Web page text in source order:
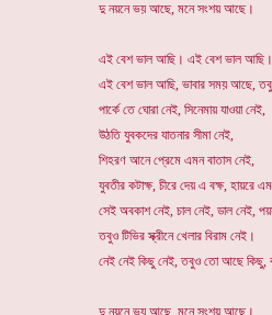
দু নয়নে ভয় আছে, মনে সংশয় আছে।
এই বেশ ভাল আছি। এই বেশ ভাল আছি।
এই বেশ ভাল আছি, ভাবার সময় আছে,
পার্কে তে ঘোরা নেই, সিনেমায় যাওয়া নেই,
উঠতি যুবকদের যাতনার সীমা নেই,
শিহরণ আনে প্রেমে এমন বাতাস নেই,
যুবতীর কটাক্ষ, চীরে দেয় এ বক্ষ, হায়রে
সেই অবকাশ নেই, চাল নেই, ডাল নেই,
তবুও টিভির স্ক্রীনে খেলার বিরাম নেই।
নেই নেই কিছু নেই, তবুও তো আছে কিছু,
দু নয়নে ভয় আছে, মনে সংশয় আছে।